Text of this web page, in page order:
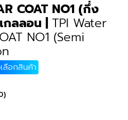
COAT NO1 (กึ่ง
กลลอน | TPI Water
NO1 (Semi
ลือกสินค้า
)